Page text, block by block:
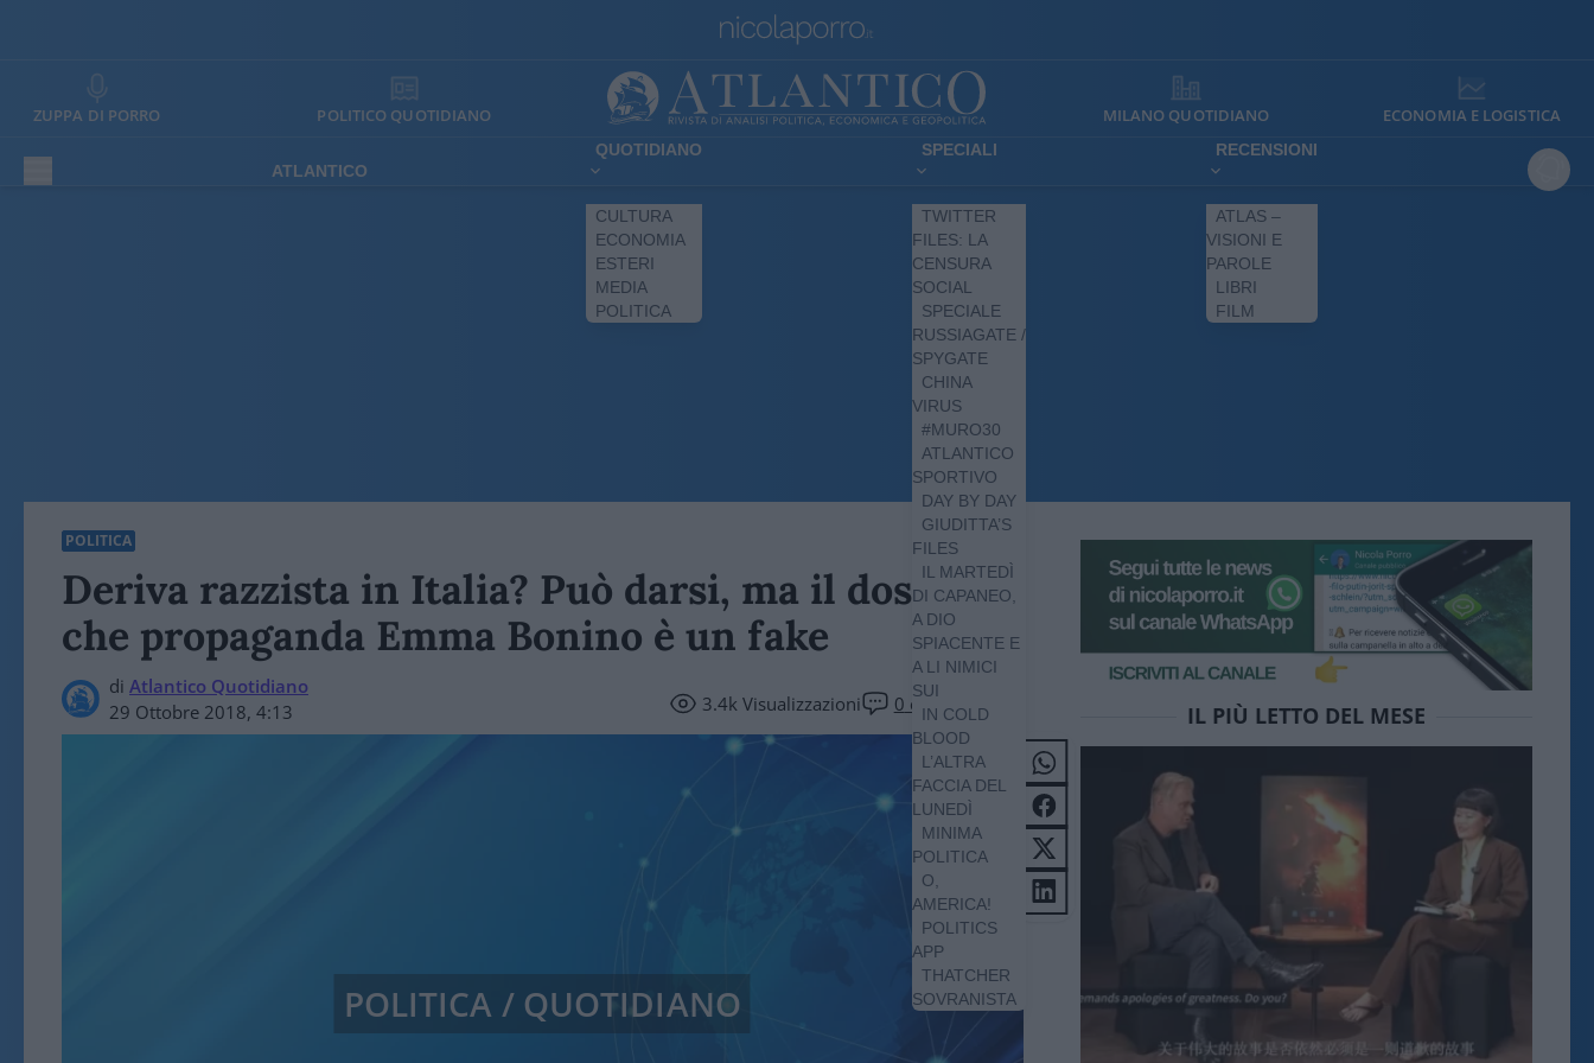
ZUPPA DI PORRO POLITICO QUOTIDIANO MILANO QUOTIDIANO ECONOMIA E LOGISTICA
ATLANTICO
QUOTIDIANO
CULTURA
ECONOMIA
ESTERI
MEDIA
POLITICA
SPECIALI
TWITTER
FILES: LA
CENSURA
SOCIAL
SPECIALE
RUSSIAGATE /
SPYGATE
CHINA
VIRUS
#MURO30
ATLANTICO
SPORTIVO
DAY BY DAY
GIUDITTA’S
FILES
IL MARTEDÌ
DI CAPANEO,
A DIO
SPIACENTE E
A LI NIMICI
SUI
IN COLD
BLOOD
L’ALTRA
FACCIA DEL
LUNEDÌ
MINIMA
POLITICA
O,
AMERICA!
POLITICS
APP
THATCHER
SOVRANISTA
RECENSIONI
ATLAS –
VISIONI E
PAROLE
LIBRI
FILM
POLITICA
Deriva razzista in Italia? Può darsi, ma il dossier
che propaganda Emma Bonino è un fake
di Atlantico Quotidiano
29 Ottobre 2018, 4:13
3.4k Visualizzazioni 0 commenti
POLITICA / QUOTIDIANO
IL PIÙ LETTO DEL MESE